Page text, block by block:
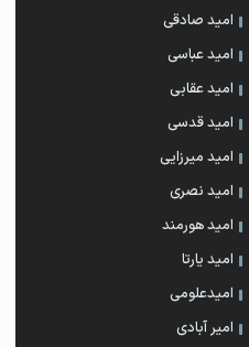
امید صادقی
امید عباسی
امید عقابی
امید قدسی
امید میرزایی
امید نصری
امید هورمند
امید یارتا
امیدعلومی
امیر آبادی